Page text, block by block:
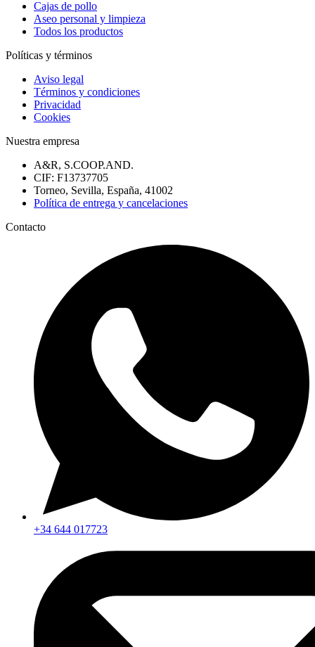
Cajas de pollo
Aseo personal y limpieza
Todos los productos
Políticas y términos
Aviso legal
Términos y condiciones
Privacidad
Cookies
Nuestra empresa
A&R, S.COOP.AND.
CIF: F13737705
Torneo, Sevilla, España, 41002
Política de entrega y cancelaciones
Contacto
+34 644 017723